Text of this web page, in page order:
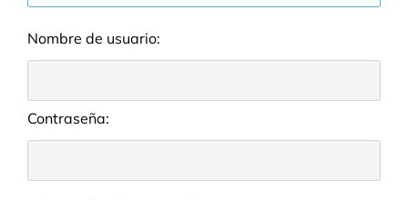
Nombre de usuario:
Contraseña: